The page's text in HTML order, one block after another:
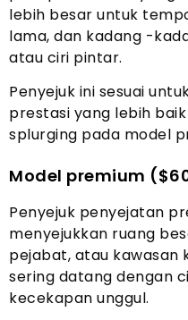
lebih besar untuk
lama, dan kadang -
atau ciri pintar.
Penyejuk ini sesuai
prestasi yang lebih
splurging pada model
Model premium
Penyejuk penyejatan
menyejukkan ruang
pejabat, atau kawasan
sering datang dengan
kecekapan unggul.